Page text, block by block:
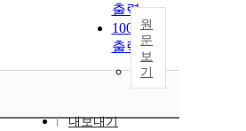
출력
100개씩
출력
원
문
보
기
내보내기